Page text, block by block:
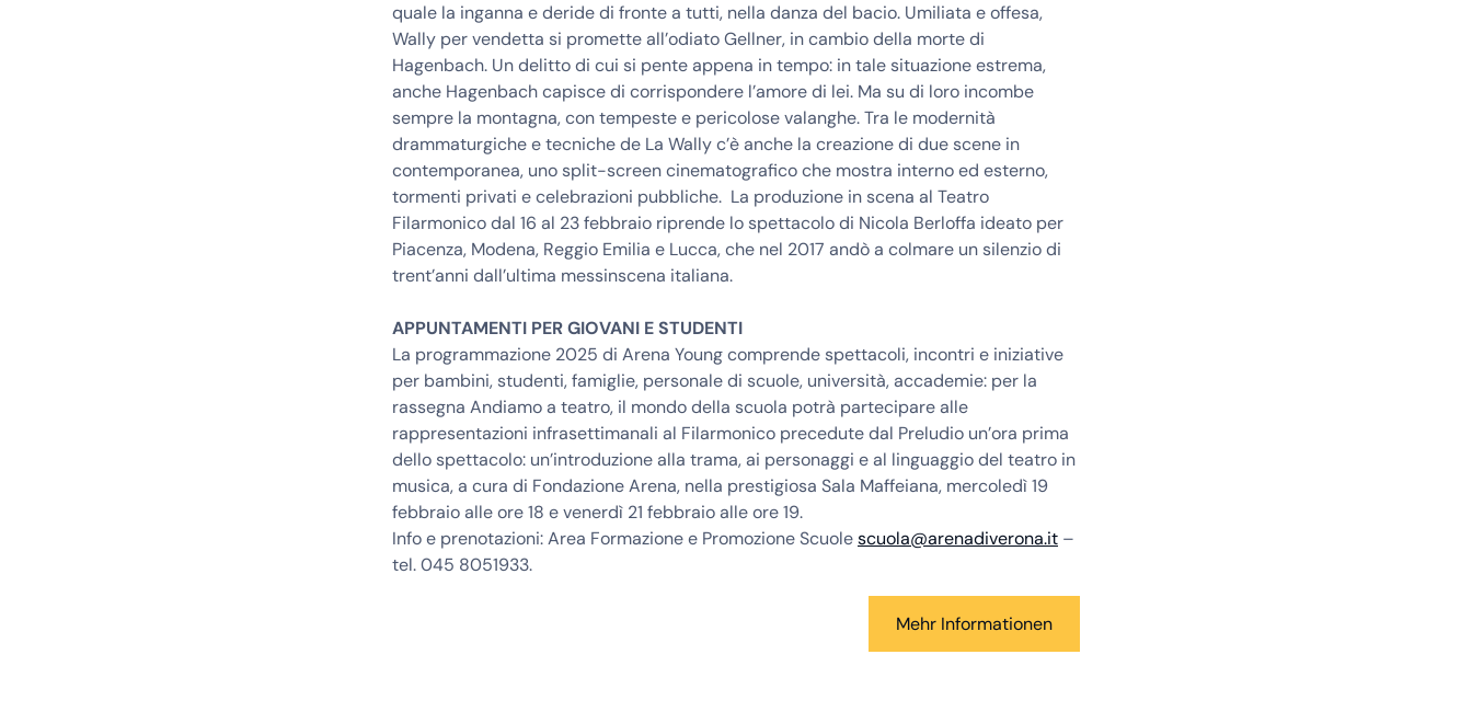
quale la inganna e deride di fronte a tutti, nella danza del bacio. Umiliata e offesa,
Wally per vendetta si promette all’odiato Gellner, in cambio della morte di
Hagenbach. Un delitto di cui si pente appena in tempo: in tale situazione estrema,
anche Hagenbach capisce di corrispondere l’amore di lei. Ma su di loro incombe
sempre la montagna, con tempeste e pericolose valanghe. Tra le modernità
drammaturgiche e tecniche de La Wally c’è anche la creazione di due scene in
contemporanea, uno split-screen cinematografico che mostra interno ed esterno,
tormenti privati e celebrazioni pubbliche. La produzione in scena al Teatro
Filarmonico dal 16 al 23 febbraio riprende lo spettacolo di Nicola Berloffa ideato per
Piacenza, Modena, Reggio Emilia e Lucca, che nel 2017 andò a colmare un silenzio di
trent’anni dall’ultima messinscena italiana.
APPUNTAMENTI PER GIOVANI E STUDENTI
La programmazione 2025 di Arena Young comprende spettacoli, incontri e iniziative
per bambini, studenti, famiglie, personale di scuole, università, accademie: per la
rassegna Andiamo a teatro, il mondo della scuola potrà partecipare alle
rappresentazioni infrasettimanali al Filarmonico precedute dal Preludio un’ora prima
dello spettacolo: un’introduzione alla trama, ai personaggi e al linguaggio del teatro in
musica, a cura di Fondazione Arena, nella prestigiosa Sala Maffeiana, mercoledì 19
febbraio alle ore 18 e venerdì 21 febbraio alle ore 19.
Info e prenotazioni: Area Formazione e Promozione Scuolescuola@arenadiverona.it –
tel. 045 8051933.
Mehr Informationen